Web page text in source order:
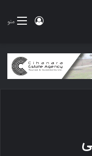
منو ورود